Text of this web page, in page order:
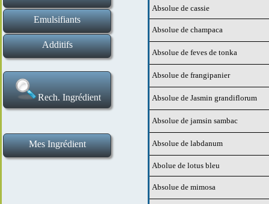
Huiles végétales
Macérats huileux
Esters huileux et assimilés
Beurres végétaux
Cires et épaississants
Actifs
Emulsifiants
Emulsifiants H E et E H
Additifs
Rech. Ingrédient
Mes Ingrédient
Absolue de cassie
Absolue de champaca
Absolue de feves de tonka
Absolue de frangipanier
Absolue de Jasmin grandiflorum
Absolue de jamsin sambac
Absolue de labdanum
Abolue de lotus bleu
Absolue de mimosa